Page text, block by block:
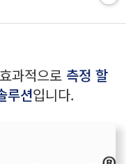
과적으로 측정 할
루션입니다.